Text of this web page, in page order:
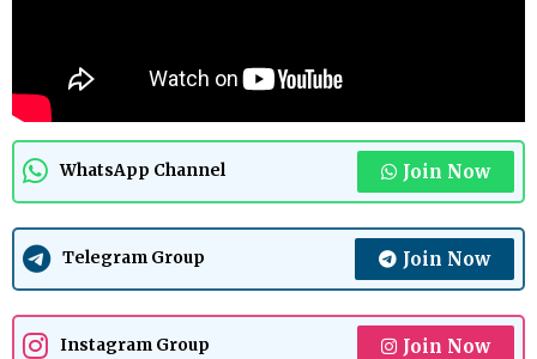
WhatsApp Channel Join Now
Telegram Group Join Now
Instagram Group Join Now